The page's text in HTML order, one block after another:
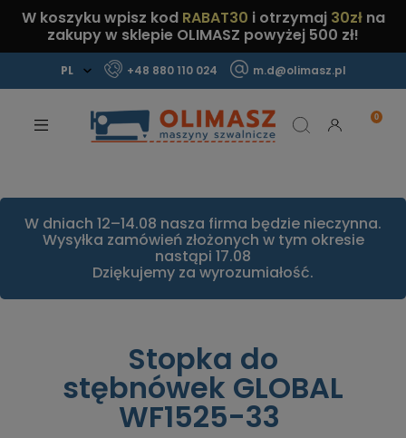
W koszyku wpisz kod RABAT30 i otrzymaj 30złna
zakupy w sklepie OLIMASZ powyżej 500 zł!
+48 880 110 024 m.d@olimasz.pl
Sprawdź!
W dniach 12–14.08 nasza firma będzie nieczynna.
Wysyłka zamówień złożonych w tym okresie
nastąpi 17.08
Dziękujemy za wyrozumiałość.
Stopka do
stębnówek GLOBAL
WF1525-33